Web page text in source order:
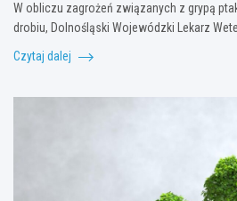
W obliczu zagrożeń związanych z grypą
drobiu, Dolnośląski Wojewódzki Lekarz
Czytaj dalej